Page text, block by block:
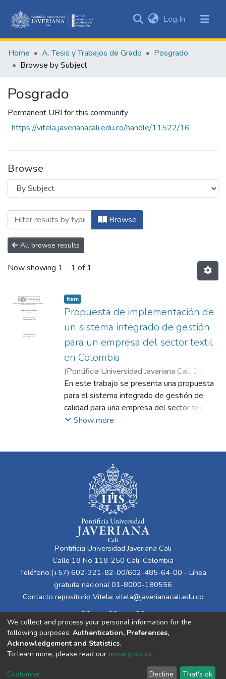
&
Collections
Log In (current)
Home A. Tesis y Trabajos de Grado
Posgrado
Browse by Subject
Posgrado
Permanent URI for this community
https://vitela.javerianacali.edu.co/handle/11522/16
Browse
Browsing Posgrado by Subject "45001
Browse
All browse results
Now showing 1 - 1 of 1
Item
Propuesta de implementación de
un sistema integrado de gestión
para un empresa del sector textil
en Colombia
(Pontificia Universidad Javariana Cali, 2023
Correa Giraldo, Esteban;Medina Argote,
Javier;Díaz Vega, María Isabel
En este trabajo se presenta una propuesta
para el sistema integrado de gestión de
calidad para una empresa del sector textil
en Colombia, basada en las normas ISO
general es diseñar la propuesta para el
sistema integrado de gestión de calidad
que se debe implementar para la empresa
textil. Los objetivos específicos son:
determinar la situación actual de la empresa
mediante sistemas integrados de gestión;
proponer un sistema integrado de gestión
bajo los parámetros orientados por la
gerencia de operaciones; estructurar
procesos de acuerdo con la propuesta de
implementación del sistema integrado de
gestión y validar la propuesta de
implementación del sistema integrado de
gestión, comparando el antes y el después
por medio de indicadores de gestión,
herramientas financieras avanzadas y/o
esperados de este proyecto son
Show more
Pontificia Universidad Javeriana Cali
Calle 18 No 118-250 Cali, Colombia
Teléfono:(+57) 602-321-82-00/602-485-64-00 - Línea
gratuita nacional 01-8000-180556
Contacto repositorio Vitela: vitela@javerianacali.edu.co
Cookie
End User
Send
We collect and process your personal information for the
following purposes: Authentication, Preferences,
Acknowledgement and Statistics.
To learn more, please read our privacy policy.
Customize Decline That's ok